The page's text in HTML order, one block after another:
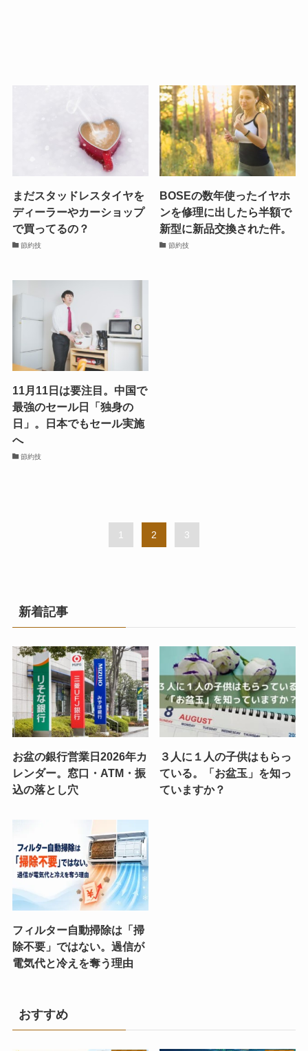
まだスタッドレスタイヤを
ディーラーやカーショップ
で買ってるの？
節約技
BOSEの数年使ったイヤホ
ンを修理に出したら半額で
新型に新品交換された件。
節約技
11月11日は要注目。中国で
最強のセール日「独身の
日」。日本でもセール実施
へ
節約技
1 2 3
新着記事
お盆の銀行営業日2026年カ
レンダー。窓口・ATM・振
込の落とし穴
３人に１人の子供はもらっ
ている。「お盆玉」を知っ
ていますか？
フィルター自動掃除は「掃
除不要」ではない。過信が
電気代と冷えを奪う理由
おすすめ